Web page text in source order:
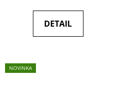
DETAIL
NOVINKA